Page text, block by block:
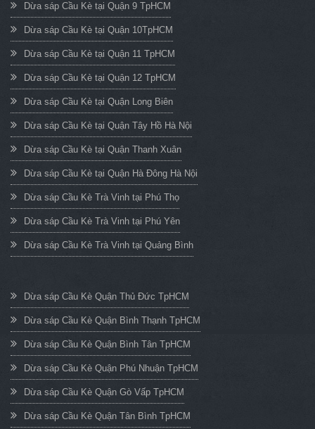
Dừa sáp Cầu Kè tại Quận 9 TpHCM
Dừa sáp Cầu Kè tại Quận 10TpHCM
Dừa sáp Cầu Kè tại Quận 11 TpHCM
Dừa sáp Cầu Kè tại Quận 12 TpHCM
Dừa sáp Cầu Kè tại Quận Long Biên
Dừa sáp Cầu Kè tại Quận Tây Hồ Hà Nội
Dừa sáp Cầu Kè tại Quận Thanh Xuân
Dừa sáp Cầu Kè tại Quận Hà Đông Hà Nội
Dừa sáp Cầu Kè Trà Vinh tại Phú Thọ
Dừa sáp Cầu Kè Trà Vinh tại Phú Yên
Dừa sáp Cầu Kè Trà Vinh tại Quảng Bình
Dừa sáp Cầu Kè Quận Thủ Đức TpHCM
Dừa sáp Cầu Kè Quận Bình Thạnh TpHCM
Dừa sáp Cầu Kè Quận Bình Tân TpHCM
Dừa sáp Cầu Kè Quận Phú Nhuận TpHCM
Dừa sáp Cầu Kè Quận Gò Vấp TpHCM
Dừa sáp Cầu Kè Quận Tân Bình TpHCM